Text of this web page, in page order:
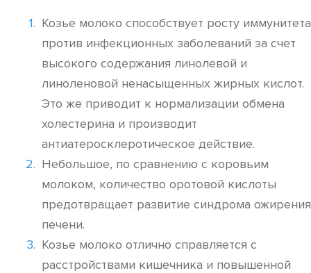
Козье молоко способствует росту иммунитета
против инфекционных заболеваний за счет
высокого содержания линолевой и
линоленовой ненасыщенных жирных кислот.
Это же приводит к нормализации обмена
холестерина и производит
антиатеросклеротическое действие.
Небольшое, по сравнению с коровьим
молоком, количество оротовой кислоты
предотвращает развитие синдрома ожирения
печени.
Козье молоко отлично справляется с
расстройствами кишечника и повышенной